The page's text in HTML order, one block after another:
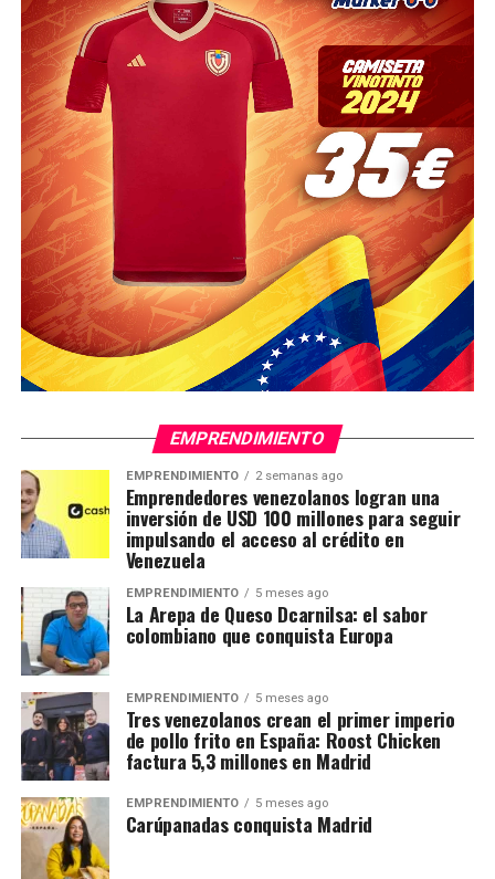
EMPRENDIMIENTO
EMPRENDIMIENTO 2 semanas ago
Emprendedores venezolanos logran una
inversión de USD 100 millones para seguir
impulsando el acceso al crédito en
Venezuela
EMPRENDIMIENTO 5 meses ago
La Arepa de Queso Dcarnilsa: el sabor
colombiano que conquista Europa
EMPRENDIMIENTO 5 meses ago
Tres venezolanos crean el primer imperio
de pollo frito en España: Roost Chicken
factura 5,3 millones en Madrid
EMPRENDIMIENTO 5 meses ago
Carúpanadas conquista Madrid